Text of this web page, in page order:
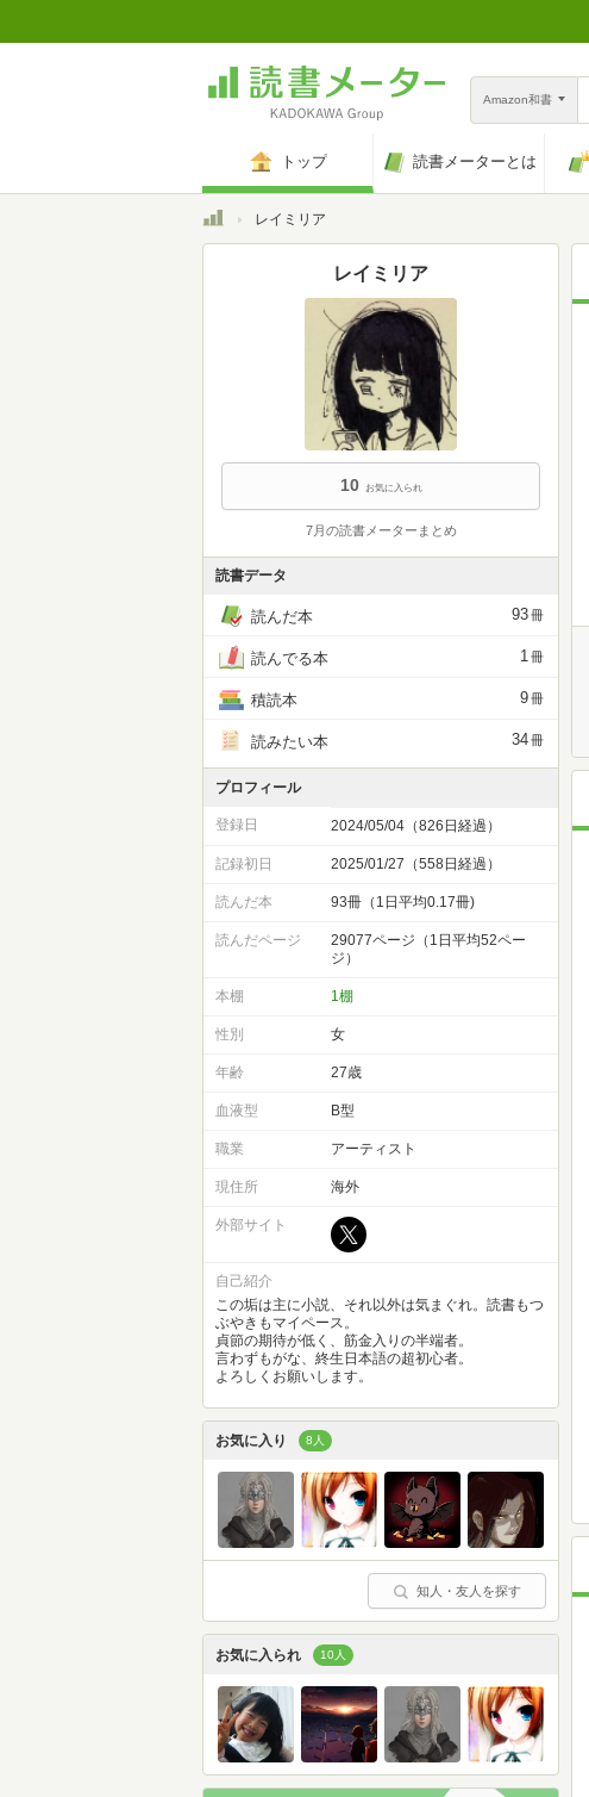
Amazon和書
トップ 読書メーターとは
トップレイミリア
レイミリア
10 お気に入られ
7月の読書メーターまとめ
読書データ
読んだ本 93冊
読んでる本 1冊
積読本 9冊
読みたい本 34冊
プロフィール
登録日 2024/05/04（826日経過）
記録初日 2025/01/27（558日経過）
読んだ本 93冊（1日平均0.17冊)
読んだページ
29077ページ（1日平均52ペー
ジ）
本棚 1棚
性別 女
年齢 27歳
血液型 B型
職業 アーティスト
現住所 海外
外部サイト
自己紹介
この垢は主に小説、それ以外は気まぐれ。読書もつ
ぶやきもマイペース。
貞節の期待が低く、筋金入りの半端者。
言わずもがな、終生日本語の超初心者。
よろしくお願いします。
お気に入り 8人
知人・友人を探す
お気に入られ 10人